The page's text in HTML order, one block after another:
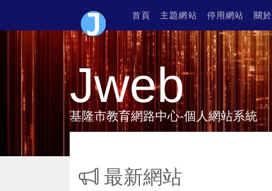
首頁 主題網站 停用網站 關於
Jweb
基隆市教育網路中心-個人網站系統
最新網站